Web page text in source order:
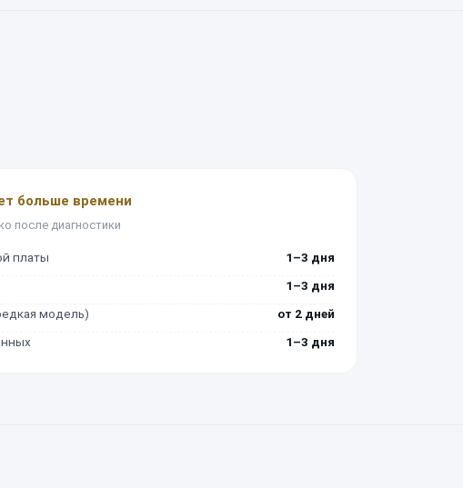
больше времени
после диагностики
платы
1–3 дня
1–3 дня
модель)
от 2 дней
1–3 дня